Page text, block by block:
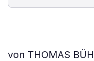
von THOMAS